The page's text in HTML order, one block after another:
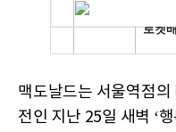
맥도날드는 서울역점
전인 지난 25일 새벽 ‘